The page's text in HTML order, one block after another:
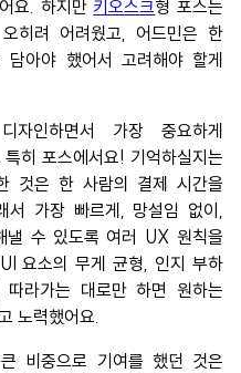
요. 하지만 키오스크형 포스는
히려 어려웠고, 어드민은 한
아야 했어서 고려해야 할게
자인하면서 가장 중요하게
히 포스에서요! 기억하실지는
것은 한 사람의 결제 시간을
서 가장 빠르게, 망설임 없이,
낼 수 있도록 여러 UX 원칙을
요소의 무게 균형, 인지 부하
라가는 대로만 하면 원하는
노력했어요.
비중으로 기여를 했던 것은